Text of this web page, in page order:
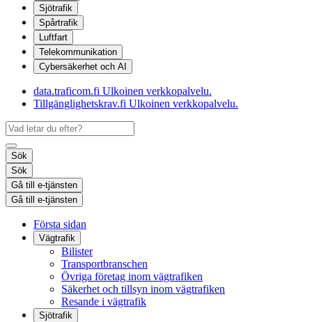
Sjötrafik
Spårtrafik
Luftfart
Telekommunikation
Cybersäkerhet och AI
data.traficom.fi Ulkoinen verkkopalvelu.
Tillgänglighetskrav.fi Ulkoinen verkkopalvelu.
Sök
Sök
Gå till e-tjänsten
Gå till e-tjänsten
Första sidan
Vägtrafik
Bilister
Transportbranschen
Övriga företag inom vägtrafiken
Säkerhet och tillsyn inom vägtrafiken
Resande i vägtrafik
Sjötrafik